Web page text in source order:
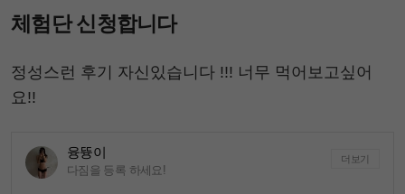
체험단 신청합니다
정성스런 후기 자신있습니다 !!! 너무 먹어보고싶어
요!!
융뜡이
다짐을 등록 하세요!
더보기